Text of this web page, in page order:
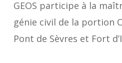
GEOS participe à la
génie civil de la portion
Pont de Sèvres et Fort